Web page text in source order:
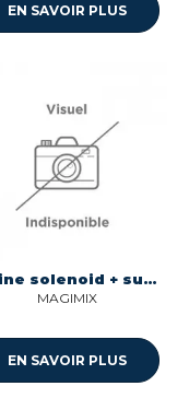
EN SAVOIR PLUS
Platine solenoid + support pour toaster Magimix 504925
MAGIMIX
EN SAVOIR PLUS